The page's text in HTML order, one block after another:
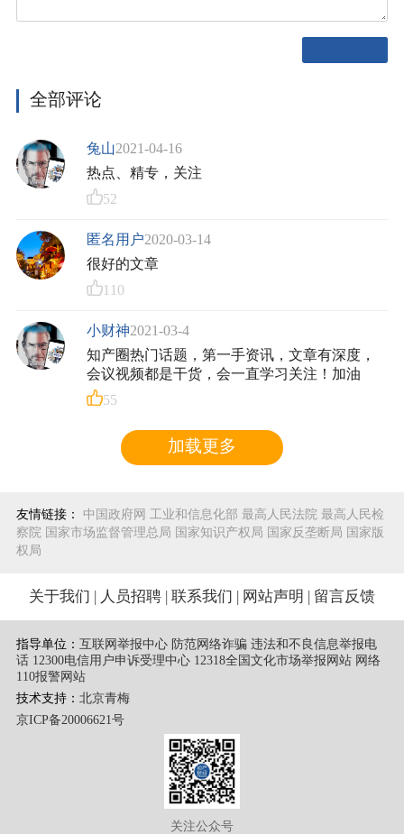
全部评论
兔山2021-04-16
热点、精专，关注
52
匿名用户2020-03-14
很好的文章
110
小财神2021-03-4
知产圈热门话题，第一手资讯，文章有深度，
会议视频都是干货，会一直学习关注！加油
55
加载更多
友情链接： 中国政府网 工业和信息化部 最高人民法院 最高人民检
察院 国家市场监督管理总局 国家知识产权局 国家反垄断局 国家版
权局
关于我们 人员招聘 联系我们 网站声明 留言反馈
指导单位： 互联网举报中心 防范网络诈骗 违法和不良信息举报电
话 12300电信用户申诉受理中心 12318全国文化市场举报网站 网络
110报警网站
技术支持： 北京青梅
京ICP备20006621号
关注公众号